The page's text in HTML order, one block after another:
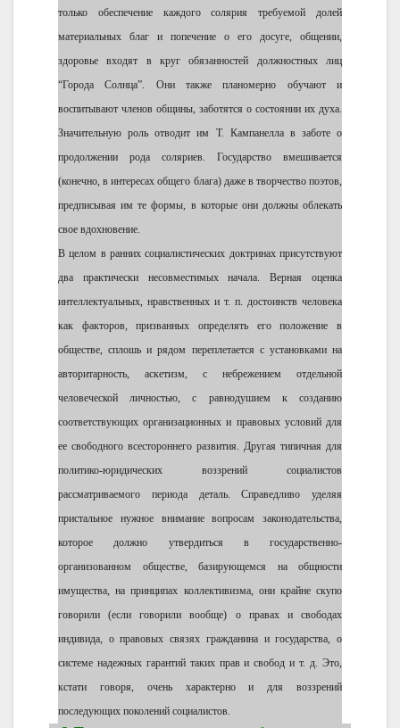
только обеспечение каждого солярия требуемой долей
материальных благ и попечение о его досуге, общении,
здоровье входят в круг обязанностей должностных лиц
“Города Солнца”. Они также планомерно обучают и
воспитывают членов общины, заботятся о состоянии их духа.
Значительную роль отводит им Т. Кампанелла в заботе о
продолжении рода соляриев. Государство вмешивается
(конечно, в интересах общего блага) даже в творчество поэтов,
предписывая им те формы, в которые они должны облекать
свое вдохновение.
В целом в ранних социалистических доктринах присутствуют
два практически несовместимых начала. Верная оценка
интеллектуальных, нравственных и т. п. достоинств человека
как факторов, призванных определять его положение в
обществе, сплошь и рядом переплетается с установками на
авторитарность, аскетизм, с небрежением отдельной
человеческой личностью, с равнодушием к созданию
соответствующих организационных и правовых условий для
ее свободного всестороннего развития. Другая типичная для
политико-юридических воззрений социалистов
рассматриваемого периода деталь. Справедливо уделяя
пристальное нужное внимание вопросам законодательства,
которое должно утвердиться в государственно-
организованном обществе, базирующемся на общности
имущества, на принципах коллективизма, они крайне скупо
говорили (если говорили вообще) о правах и свободах
индивида, о правовых связях гражданина и государства, о
системе надежных гарантий таких прав и свобод и т. д. Это,
кстати говоря, очень характерно и для воззрений
последующих поколений социалистов.